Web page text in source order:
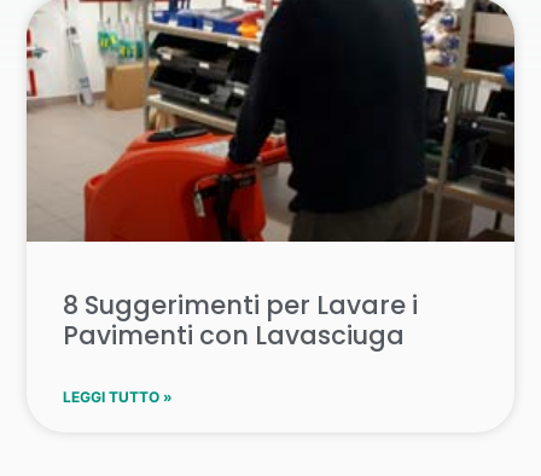
8 Suggerimenti per Lavare i
Pavimenti con Lavasciuga
LEGGI TUTTO »